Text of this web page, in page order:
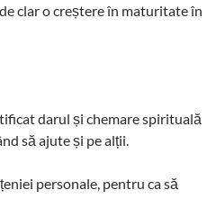
clar o creștere în maturitate în
darul și chemare spirituală
să ajute și pe alții.
personale, pentru ca să